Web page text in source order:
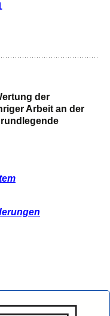
der
Arbeit an der